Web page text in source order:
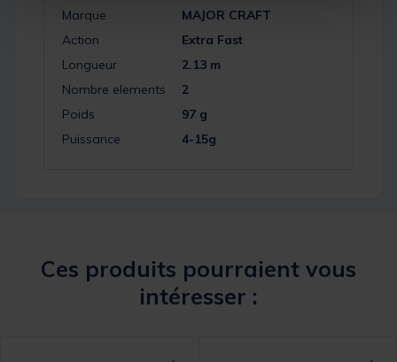
Marque
MAJOR CRAFT
Action
Extra Fast
Longueur
2.13 m
Nombre elements
2
Poids
97 g
Puissance
4-15g
Ces produits pourraient vous
intéresser :